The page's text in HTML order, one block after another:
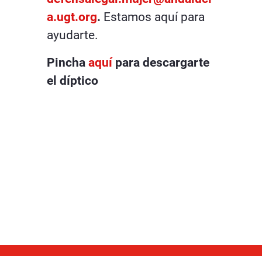
a.ugt.org. Estamos aquí para
ayudarte.
Pincha aquípara descargarte
el díptico